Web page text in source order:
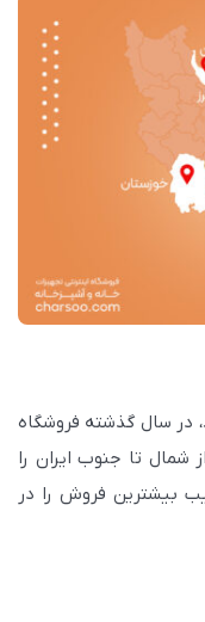
در سال گذشته فروشگاه
شمال تا جنوب ایران را
بیشترین فروش را در